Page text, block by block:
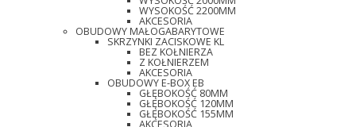
WYSOKOŚĆ 2200MM
AKCESORIA
OBUDOWY MAŁOGABARYTOWE
SKRZYNKI ZACISKOWE KL
BEZ KOŁNIERZA
Z KOŁNIERZEM
AKCESORIA
OBUDOWY E-BOX EB
GŁĘBOKOŚĆ 80MM
GŁĘBOKOŚĆ 120MM
GŁĘBOKOŚĆ 155MM